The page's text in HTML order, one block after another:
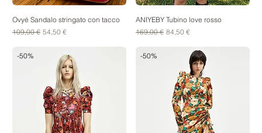
Ovyé Sandalo stringato con tacco
Prezzo regolare
109,00 € Prezzo scontato
54,50 €
ANIYEBY Tubino love rosso
Prezzo regolare
169,00 € Prezzo scontato
84,50 €
-50% -50%